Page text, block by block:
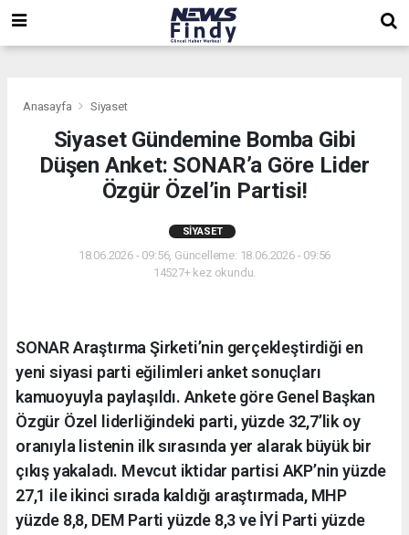
Anasayfa Siyaset
Siyaset Gündemine Bomba Gibi
Düşen Anket: SONAR’a Göre Lider
Özgür Özel’in Partisi!
SIYASET
18.06.2026 - 09:56, Güncelleme: 18.06.2026 - 09:56
14527+ kez okundu.
SONAR Araştırma Şirketi’nin gerçekleştirdiği en
yeni siyasi parti eğilimleri anket sonuçları
kamuoyuyla paylaşıldı. Ankete göre Genel Başkan
Özgür Özel liderliğindeki parti, yüzde 32,7’lik oy
oranıyla listenin ilk sırasında yer alarak büyük bir
çıkış yakaladı. Mevcut iktidar partisi AKP’nin yüzde
27,1 ile ikinci sırada kaldığı araştırmada, MHP
yüzde 8,8, DEM Parti yüzde 8,3 ve İYİ Parti yüzde